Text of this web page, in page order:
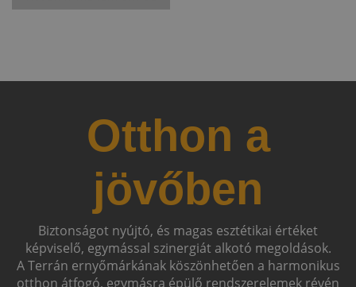
Otthon a
jövőben
Biztonságot nyújtó, és magas esztétikai értéket
képviselő, egymással szinergiát alkotó megoldások.
A Terrán ernyőmárkának köszönhetően a harmonikus
otthon átfogó, egymásra épülő rendszerelemek révén